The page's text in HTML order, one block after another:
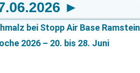
►
bei Stopp Air Base Ramstein
2026 – 20. bis 28. Juni